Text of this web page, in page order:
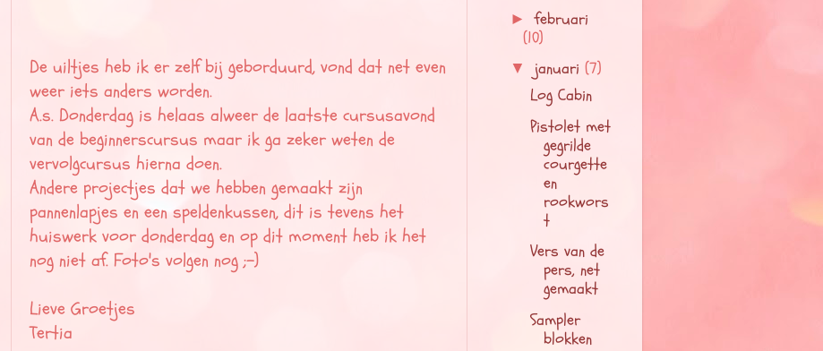
De uiltjes heb ik er zelf bij geborduurd, vond dat net even
weer iets anders worden.
A.s. Donderdag is helaas alweer de laatste cursusavond
van de beginnerscursus maar ik ga zeker weten de
vervolgcursus hierna doen.
Andere projectjes dat we hebben gemaakt zijn
pannenlapjes en een speldenkussen, dit is tevens het
huiswerk voor donderdag en op dit moment heb ik het
nog niet af. Foto's volgen nog ;-)
Lieve Groetjes
Tertia
►februari
(10)
▼ januari (7)
Log Cabin
Pistolet met
gegrilde
courgette
en
rookwors
t
Vers van de
pers, net
gemaakt
Sampler
blokken